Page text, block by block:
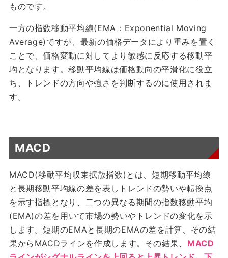
ものです。
一方の指数移動平均線(EMA：Exponential Moving
Average)ですが、最新の価格データにより重みを置く
ことで、価格変動に対してより敏感に反応する移動平
均となります。移動平均線は価格動向の平滑化に役立
ち、トレンドの方向や強さを判断するのに使用されま
す。
MACD
MACD(移動平均収束拡散指数)とは、短期移動平均線
と長期移動平均線の差を表しトレンドの勢いや転換点
を示す指標となり、二つの異なる期間の指数移動平均
(EMA)の差を用いて市場の勢いやトレンドの変化を示
します。短期のEMAと長期のEMAの差を計算、その結
果からMACDラインを作成します。その結果、 MACD